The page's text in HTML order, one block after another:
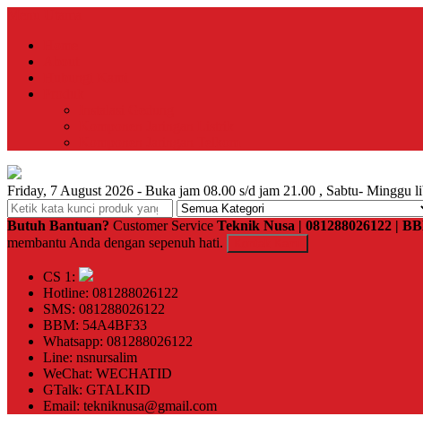
Friday, 7 August 2026 - Buka jam 08.00 s/d jam 21.00 , Sabtu- Minggu
Butuh Bantuan? Customer Service Teknik Nusa | 081288026122 |
membantu Anda dengan sepenuh hati.
CS 1:
Hotline: 081288026122
SMS: 081288026122
BBM: 54A4BF33
Whatsapp: 081288026122
Line: nsnursalim
WeChat: WECHATID
GTalk: GTALKID
Email: tekniknusa@gmail.com